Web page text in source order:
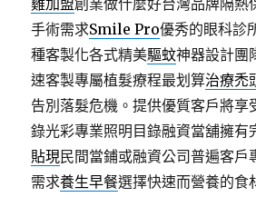
雞加盟創業做什麼好台灣品牌隔熱
手術需求Smile Pro優秀的眼科診
種客製化各式精美驅蚊神器設計團
速客製專屬植髮療程最划算治療禿
告別落髮危機。提供優質客戶將享
錄光彩專業照明目錄融資當舖擁有
貼現民間當鋪或融資公司普遍客戶
需求養生早餐選擇快速而營養的食